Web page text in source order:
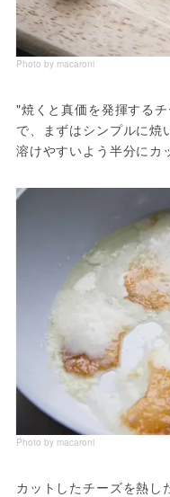
Photo by macaroni
"焼くと真価を発揮する
で、まずはシンプルに焼
溶けやすいよう半分にカ
Photo by macaroni
カットしたチーズを熱し